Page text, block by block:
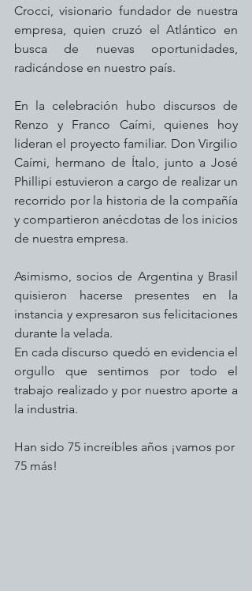
Crocci, visionario fundador de nuestra
empresa, quien cruzó el Atlántico en
busca de nuevas oportunidades,
radicándose en nuestro país.
En la celebración hubo discursos de
Renzo y Franco Caími, quienes hoy
lideran el proyecto familiar. Don Virgilio
Caími, hermano de Ítalo, junto a José
Phillipi estuvieron a cargo de realizar un
recorrido por la historia de la compañía
y compartieron anécdotas de los inicios
de nuestra empresa.
Asimismo, socios de Argentina y Brasil
quisieron hacerse presentes en la
instancia y expresaron sus felicitaciones
durante la velada.
En cada discurso quedó en evidencia el
orgullo que sentimos por todo el
trabajo realizado y por nuestro aporte a
la industria.
Han sido 75 increíbles años ¡vamos por
75 más!